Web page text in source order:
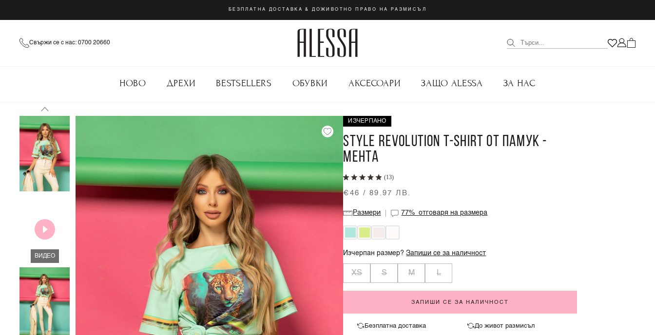
БЕЗПЛАТНА ДОСТАВКА & ДОЖИВОТНО ПРАВО НА РАЗМИСЪЛ
Свържи се с нас: 0700 20660
НОВО ДРЕХИ BESTSELLERS ОБУВКИ АКСЕСОАРИ ЗАЩО ALESSA ЗА НАС
ВИДЕО
ИЗЧЕРПАНО
STYLE REVOLUTION T-SHIRT ОТ ПАМУК -
МЕНТА
(13)
€46 / 89.97 ЛВ.
Размери 77%отговаря на размера
Изчерпан размер?Запиши се за наличност
XS S M L
ЗАПИШИ СЕ ЗА НАЛИЧНОСТ
Безплатна доставка До живот размисъл